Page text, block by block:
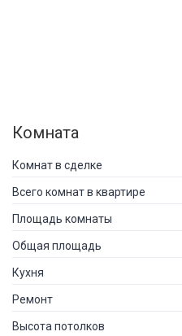
Комната
Комнат в сделке
Всего комнат в квартире
Площадь комнаты
Общая площадь
Кухня
Ремонт
Высота потолков